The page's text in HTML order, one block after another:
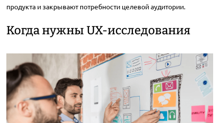
продукта и закрывают потребности целевой аудитории.
Когда нужны UX-исследования